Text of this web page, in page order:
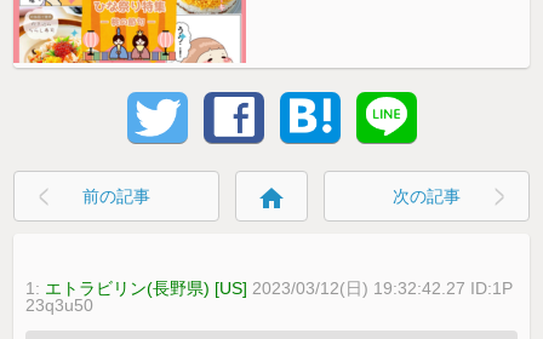
前の記事 home 次の記事
1: エトラビリン(長野県) [US] 2023/03/12(日) 19:32:42.27 ID:1P
23q3u50